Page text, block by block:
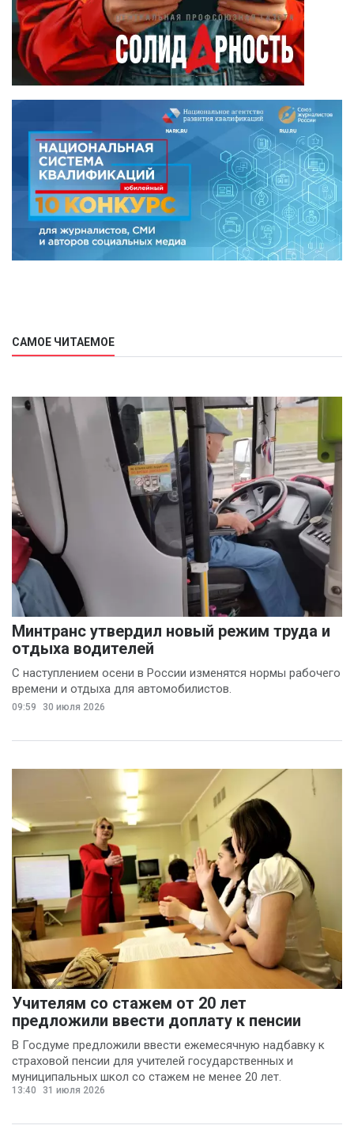
САМОЕ ЧИТАЕМОЕ
Минтранс утвердил новый режим труда и
отдыха водителей
С наступлением осени в России изменятся нормы рабочего
времени и отдыха для автомобилистов.
09:59 30 июля 2026
Учителям со стажем от 20 лет
предложили ввести доплату к пенсии
В Госдуме предложили ввести ежемесячную надбавку к
страховой пенсии для учителей государственных и
муниципальных школ со стажем не менее 20 лет.
13:40 31 июля 2026